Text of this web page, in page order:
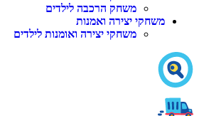
משחק הרכבה לילדים
יצירה ואמנות
משחקי יצירה ואומנות לילדים